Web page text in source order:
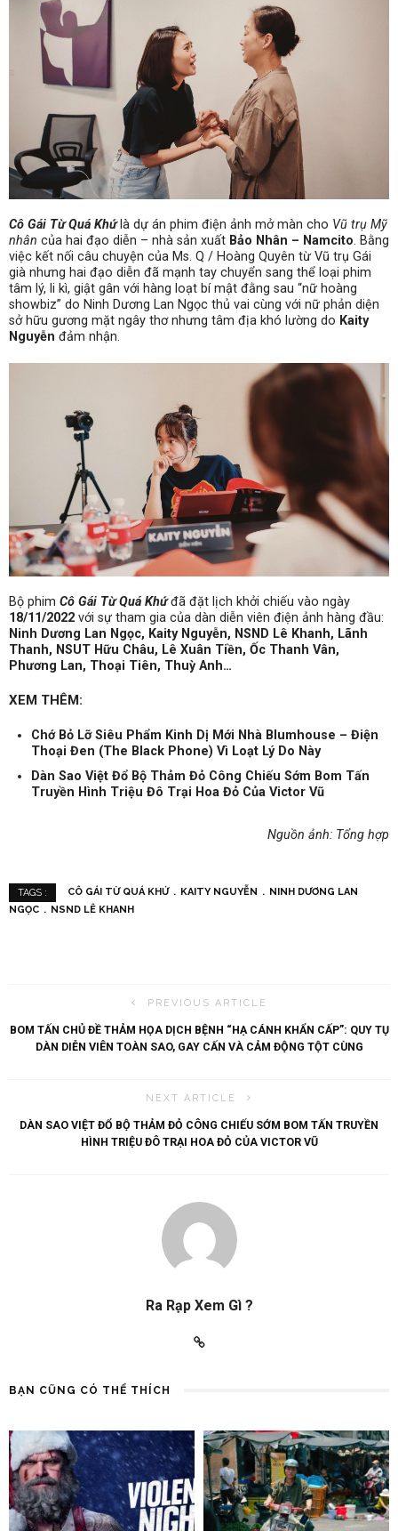
Cô Gái Từ Quá Khứlà dự án phim điện ảnh mở màn cho Vũ trụ Mỹ
nhân của hai đạo diễn – nhà sản xuất Bảo Nhân – Namcito. Bằng
việc kết nối câu chuyện của Ms. Q / Hoàng Quyên từ Vũ trụ Gái
già nhưng hai đạo diễn đã mạnh tay chuyển sang thể loại phim
tâm lý, li kì, giật gân với hàng loạt bí mật đằng sau “nữ hoàng
showbiz” do Ninh Dương Lan Ngọc thủ vai cùng với nữ phản diện
sở hữu gương mặt ngây thơ nhưng tâm địa khó lường do Kaity
Nguyễn đảm nhận.
Bộ phim Cô Gái Từ Quá Khứđã đặt lịch khởi chiếu vào ngày
18/11/2022 với sự tham gia của dàn diễn viên điện ảnh hàng đầu:
Ninh Dương Lan Ngọc, Kaity Nguyễn, NSND Lê Khanh, Lãnh
Thanh, NSUT Hữu Châu, Lê Xuân Tiền, Ốc Thanh Vân,
Phương Lan, Thoại Tiên, Thuỳ Anh…
XEM THÊM:
Chớ Bỏ Lỡ Siêu Phẩm Kinh Dị Mới Nhà Blumhouse – Điện
Thoại Đen (The Black Phone) Vì Loạt Lý Do Này
Dàn Sao Việt Đổ Bộ Thảm Đỏ Công Chiếu Sớm Bom Tấn
Truyền Hình Triệu Đô Trại Hoa Đỏ Của Victor Vũ
Nguồn ảnh: Tổng hợp
TAGS : CÔ GÁI TỪ QUÁ KHỨ KAITY NGUYỄN
NINH DƯƠNG LAN
NGỌC
NSND LÊ KHANH
PREVIOUS ARTICLE
BOM TẤN CHỦ ĐỀ THẢM HỌA DỊCH BỆNH “HẠ CÁNH KHẨN CẤP”: QUY TỤ
DÀN DIỄN VIÊN TOÀN SAO, GAY CẤN VÀ CẢM ĐỘNG TỘT CÙNG
NEXT ARTICLE
DÀN SAO VIỆT ĐỔ BỘ THẢM ĐỎ CÔNG CHIẾU SỚM BOM TẤN TRUYỀN
HÌNH TRIỆU ĐÔ TRẠI HOA ĐỎ CỦA VICTOR VŨ
Ra Rạp Xem Gì ?
BẠN CŨNG CÓ THỂ THÍCH